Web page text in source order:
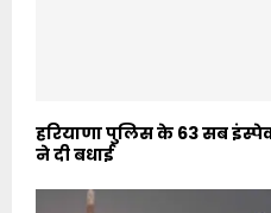
हरियाणा पुलिस के 63 सब
ने दी बधाई